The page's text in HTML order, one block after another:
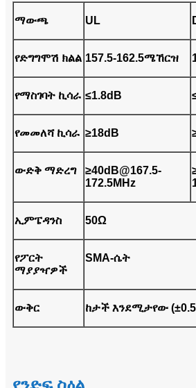
ማውጫ UL
የድግግሞሽ ክልል 157.5-162.5ሜኸርዝ
የማስገባት ኪሳራ ≤1.8dB
የመመለሻ ኪሳራ ≥18dB
ውድቅ ማድረግ
≥40dB@167.5-
172.5MHz
ኢምፔዳንስ 50Ω
የፖርት
ማያያዣዎች
SMA-ሴት
ውቅር ከታች እንደሚታየው